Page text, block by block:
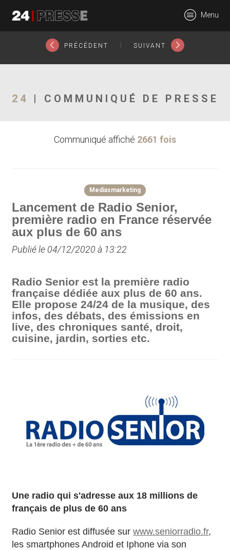
24Presse -
Communiqués de
Menu
PRÉCÉDENT SUIVANT
24 | COMMUNIQUÉ DE PRESSE
Communiqué affiché 2661 fois
Mediasmarketing
Lancement de Radio Senior,
première radio en France réservée
aux plus de 60 ans
Publié le 04/12/2020 à 13:22
Radio Senior est la première radio
française dédiée aux plus de 60 ans.
Elle propose 24/24 de la musique, des
infos, des débats, des émissions en
live, des chroniques santé, droit,
cuisine, jardin, sorties etc.
Une radio qui s'adresse aux 18 millions de
français de plus de 60 ans
Radio Senior est diffusée surwww.seniorradio.fr,
les smartphones Android et Iphone via son